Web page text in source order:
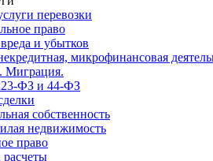
перевозки
право
и убытков
микрофинансовая
Миграция.
ФЗ и 44-ФЗ
собственность
недвижимость
право
расчеты